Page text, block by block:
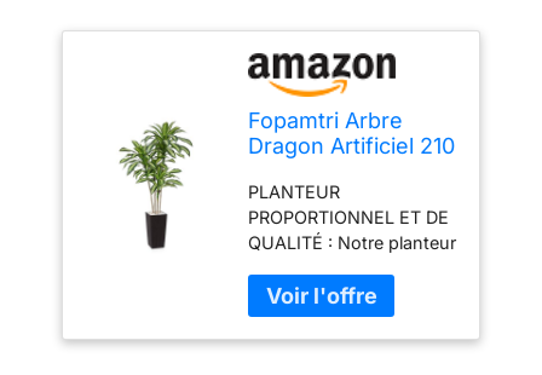
Fopamtri Arbre
Dragon Artificiel 210
Artificielle Interieur,
Tropical Vertes
Fausse Plante,
Dracaena Artificielle
en Marron Pot
Protection pour
Extérieur Maison
PLANTEUR
PROPORTIONNEL ET DE
QUALITÉ : Notre planteur
conçu et dimensionné
pour compléter
harmonieusement notre